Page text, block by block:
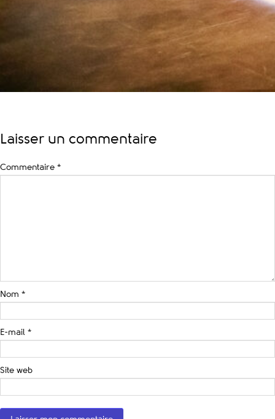
Laisser un commentaire
Commentaire *
Nom *
E-mail *
Site web